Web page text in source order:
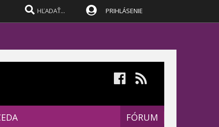
PRIHLÁSENIE
FÓRUM